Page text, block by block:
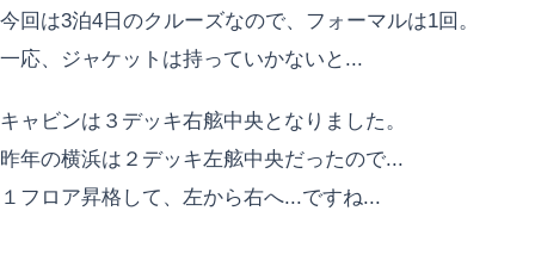
今回は3泊4日のクルーズなので、フォーマルは1回。
一応、ジャケットは持っていかないと...
キャビンは３デッキ右舷中央となりました。
昨年の横浜は２デッキ左舷中央だったので...
１フロア昇格して、左から右へ...ですね...